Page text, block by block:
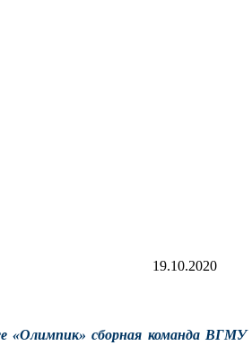
19.10.2020
«Олимпик» сборная команда